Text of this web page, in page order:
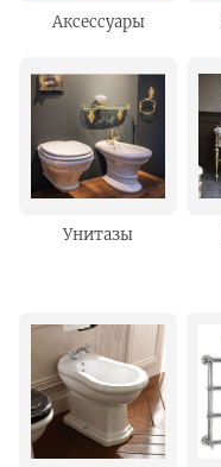
Аксессуары
Унитазы